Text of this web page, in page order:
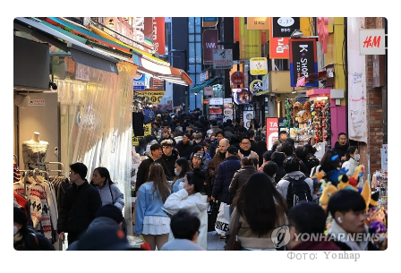
Фото: Yonhap